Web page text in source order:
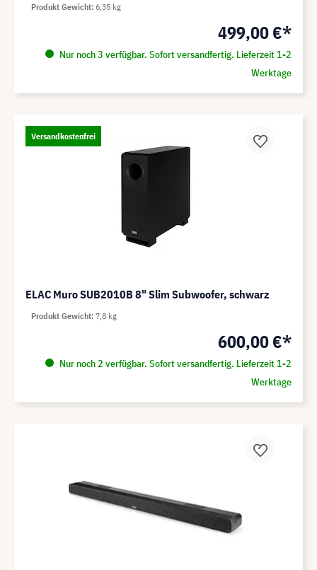
499,00 €*
Nur noch 3 verfügbar. Sofort versandfertig. Lieferzeit 1-2
Werktage
Produkt Gewicht 6,35 kg
Versandkostenfrei
ELAC Muro SUB2010B 8" Slim Subwoofer, schwarz
600,00 €*
Nur noch 2 verfügbar. Sofort versandfertig. Lieferzeit 1-2
Werktage
Produkt Gewicht 7,8 kg